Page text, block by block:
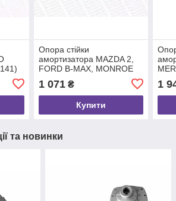
Опора стійки
амортизатора MAZDA 2,
FORD B-MAX, MONROE
1 071₴
Купити
1
та новинки